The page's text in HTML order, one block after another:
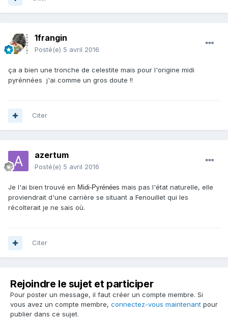
1frangin
Posté(e) 5 avril 2016
ça a bien une tronche de celestite mais pour l'origine midi
pyrénnées j'ai comme un gros doute !!
Citer
azertum
Posté(e) 5 avril 2016
Je l'ai bien trouvé en Midi-Pyrénées mais pas l'état naturelle, elle
proviendrait d'une carrière se situant a Fenouillet qui les
récolterait je ne sais où.
Citer
Rejoindre le sujet et participer
Pour poster un message, il faut créer un compte membre. Si
vous avez un compte membre, connectez-vous maintenant pour
publier dans ce sujet.